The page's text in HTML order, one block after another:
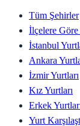
Tüm Şehirler
İlçelere
İstanbul
Ankara
İzmir Yurtları
Kız Yurtları
Erkek
Yurt